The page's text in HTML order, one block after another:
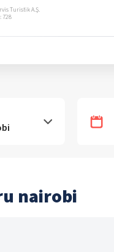
Turistik A.Ş.
728
nairobi